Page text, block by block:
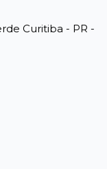
Curitiba - PR -